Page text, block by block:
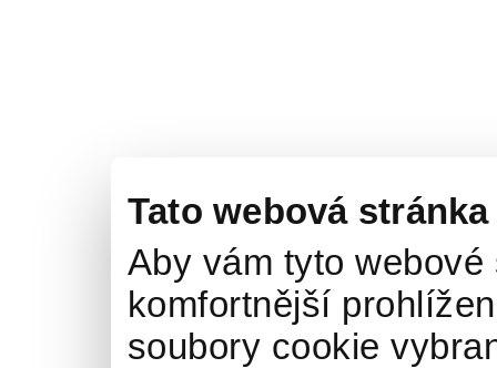
Tato webová
Aby vám tyto
komfortnější
soubory cookie